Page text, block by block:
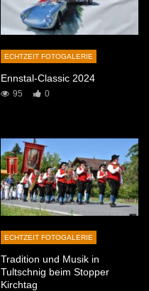
ECHTZEIT FOTOGALERIE
Ennstal-Classic 2024
95 0
ECHTZEIT FOTOGALERIE
Tradition und Musik in
Tultschnig beim Stopper
Kirchtag